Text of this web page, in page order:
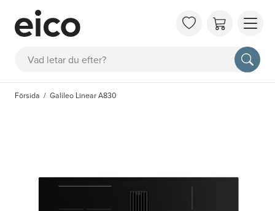
Sök
OM
FAQ
Försida Galileo Linear A830